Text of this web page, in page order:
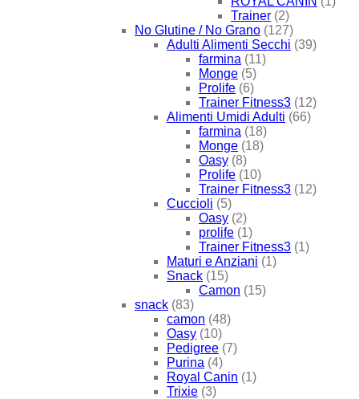
Trainer (2)
No Glutine / No Grano (127)
Adulti Alimenti Secchi (39)
farmina (11)
Monge (5)
Prolife (6)
Trainer Fitness3 (12)
Alimenti Umidi Adulti (66)
farmina (18)
Monge (18)
Oasy (8)
Prolife (10)
Trainer Fitness3 (12)
Cuccioli (5)
Oasy (2)
prolife (1)
Trainer Fitness3 (1)
Maturi e Anziani (1)
Snack (15)
Camon (15)
snack (83)
camon (48)
Oasy (10)
Pedigree (7)
Purina (4)
Royal Canin (1)
Trixie (3)